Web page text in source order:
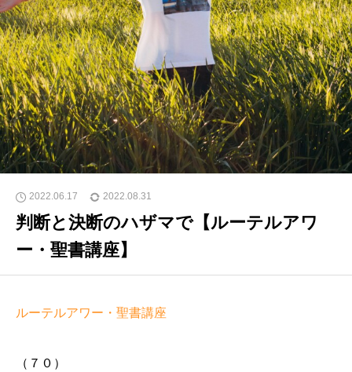
2022.06.17 2022.08.31
判断と決断のハザマで【ルーテルアワ
ー・聖書講座】
ルーテルアワー・聖書講座
（７０）